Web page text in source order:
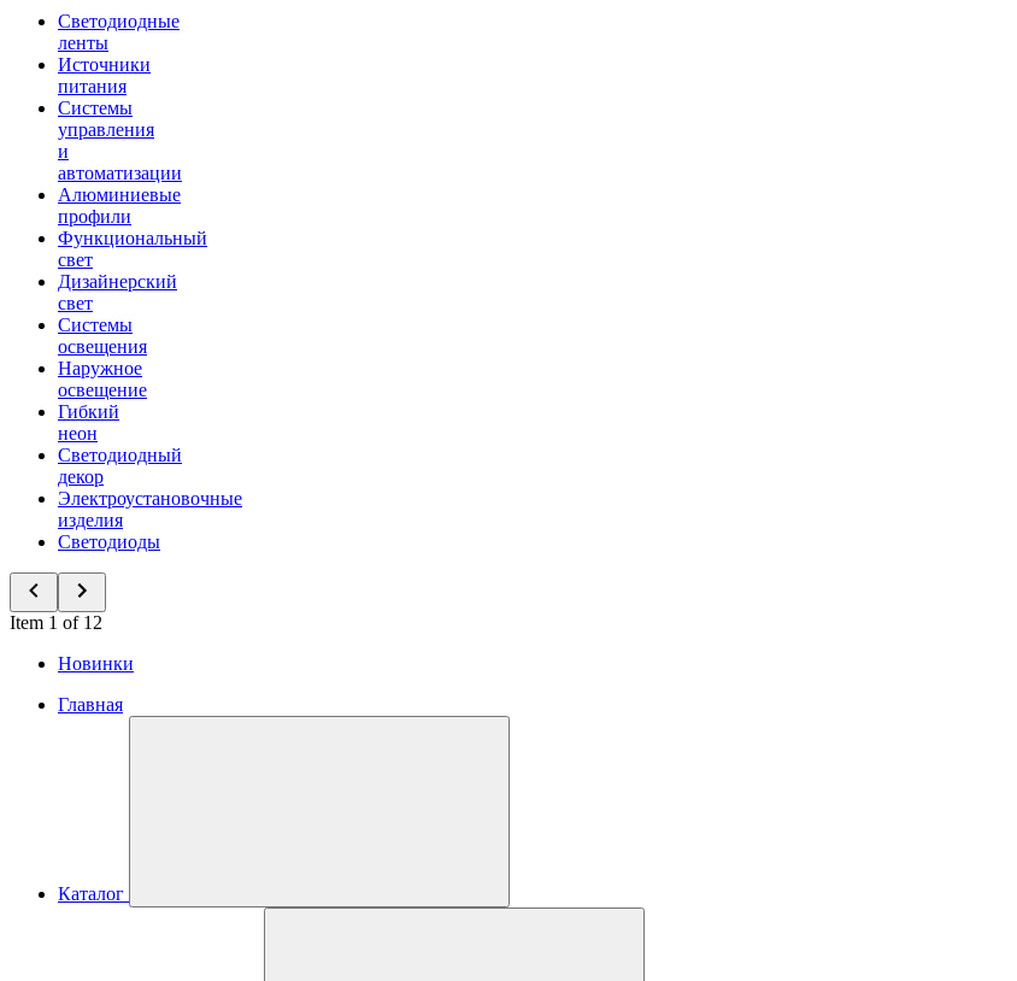
Светодиодные
ленты
Источники
питания
Системы
управления
и
автоматизации
Алюминиевые
профили
Функциональный
свет
Дизайнерский
свет
Системы
освещения
Наружное
освещение
Гибкий
неон
Светодиодный
декор
Электроустановочные
изделия
Светодиоды
Item 1 of 12
Новинки
Главная
Каталог